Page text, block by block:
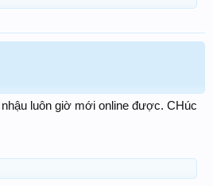
luôn giờ mới online được. CHúc